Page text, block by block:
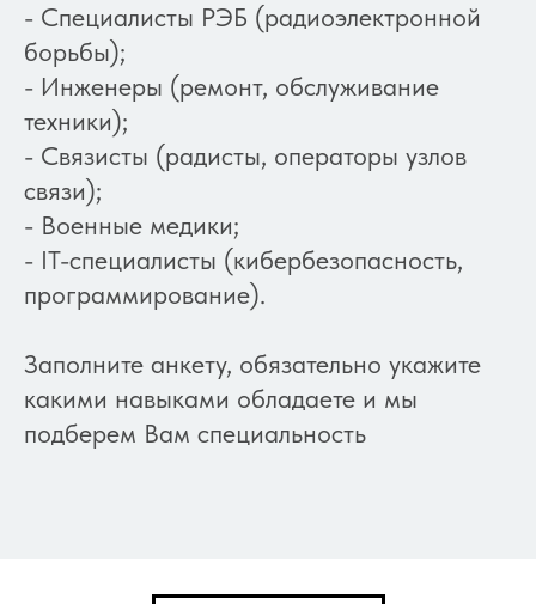
- Специалисты РЭБ (радиоэлектронной
борьбы);
- Инженеры (ремонт, обслуживание
техники);
- Связисты (радисты, операторы узлов
связи);
- Военные медики;
- IT-специалисты (кибербезопасность,
программирование).
Заполните анкету, обязательно укажите
какими навыками обладаете и мы
подберем Вам специальность